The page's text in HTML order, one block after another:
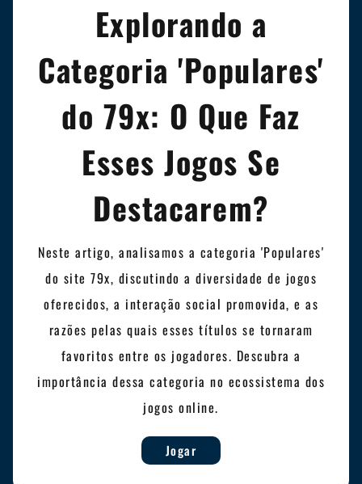
Explorando a
Categoria 'Populares'
do 79x: O Que Faz
Esses Jogos Se
Destacarem?
Neste artigo, analisamos a categoria 'Populares'
do site 79x, discutindo a diversidade de jogos
oferecidos, a interação social promovida, e as
razões pelas quais esses títulos se tornaram
favoritos entre os jogadores. Descubra a
importância dessa categoria no ecossistema dos
jogos online.
Jogar